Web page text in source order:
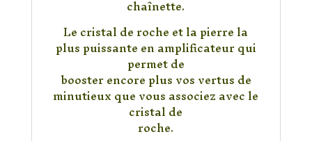
chaînette.
Le cristal de roche et la pierre la
plus puissante en amplificateur qui
permet de
booster encore plus vos vertus de
minutieux que vous associez avec le
cristal de
roche.